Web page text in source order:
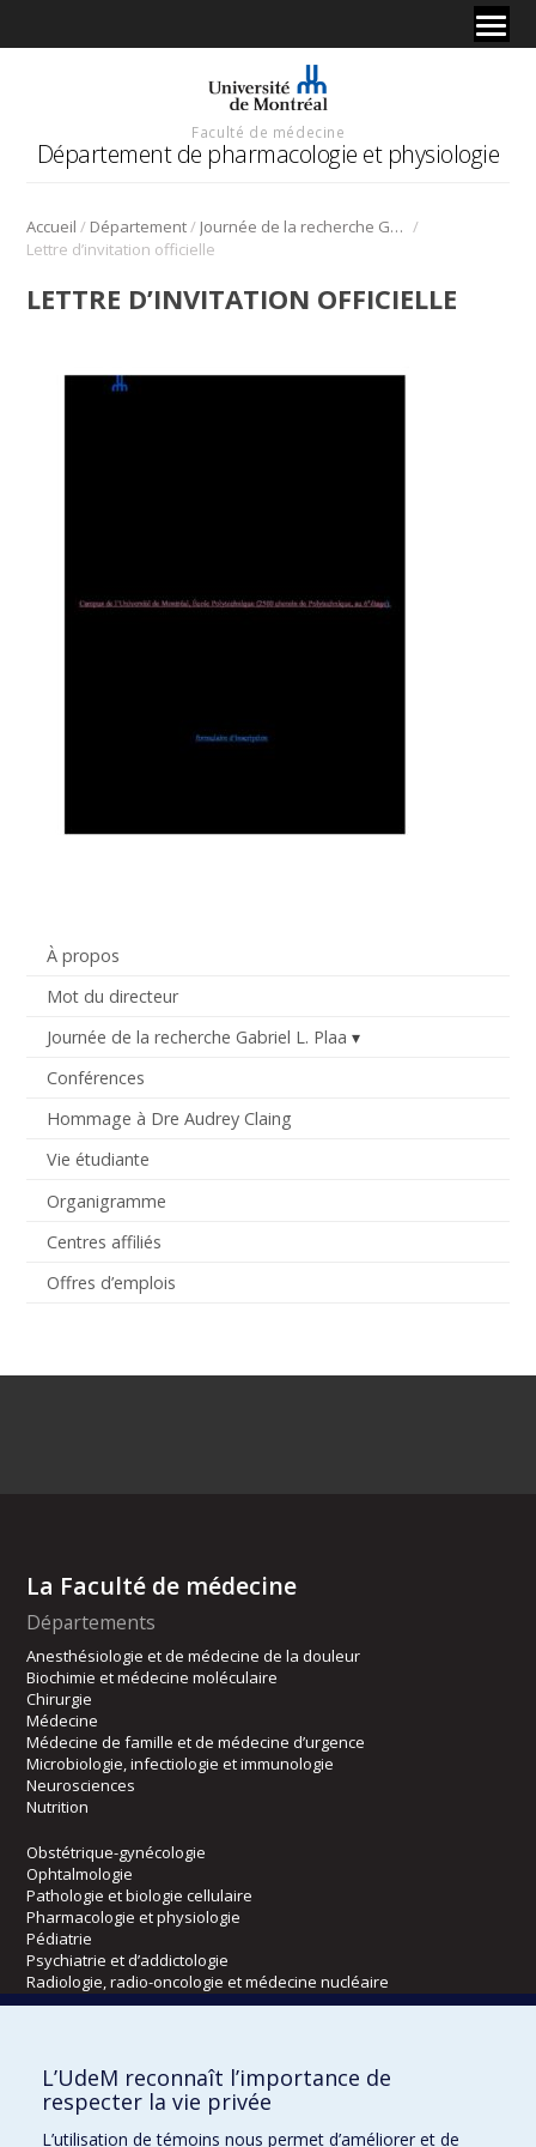
Faculté de médecine
Département de pharmacologie et physiologie
Accueil / Département/ Journée de la recherche Gabriel L. Plaa /
Lettre d’invitation officielle
À propos
Mot du directeur
Journée de la recherche Gabriel L. Plaa
Conférences
Hommage à Dre Audrey Claing
Vie étudiante
Organigramme
Centres affiliés
Offres d’emplois
LETTRE D’INVITATION OFFICIELLE
La Faculté de médecine
Départements
Anesthésiologie et de médecine de la douleur
Biochimie et médecine moléculaire
Chirurgie
Médecine
Médecine de famille et de médecine d’urgence
Microbiologie, infectiologie et immunologie
Neurosciences
Nutrition
Obstétrique-gynécologie
Ophtalmologie
Pathologie et biologie cellulaire
Pharmacologie et physiologie
Pédiatrie
Psychiatrie et d’addictologie
Radiologie, radio-oncologie et médecine nucléaire
Kinésiologie et des sciences de l’activité physique
Orthophonie et audiologie
Réadaptation
L’UdeM reconnaît l’importance de
respecter la vie privée
L’utilisation de témoins nous permet d’améliorer et de